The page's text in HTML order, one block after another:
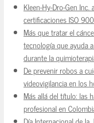
Kleen-Hy-Dro-Gen
certificaciones ISO
Más que tratar el
tecnología que ayuda
durante la
De prevenir robos a
videovigilancia en los
Más allá del título: las
profesional en